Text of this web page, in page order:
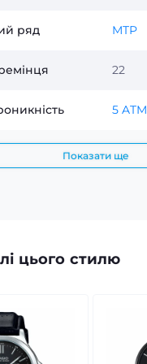
ряд MTP
22
5 ATM
Показати ще
цього стилю